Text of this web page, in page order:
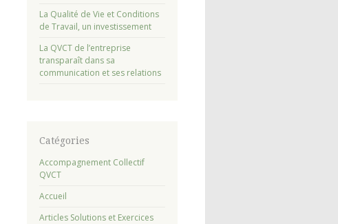
La Qualité de Vie et Conditions
de Travail, un investissement
La QVCT de l’entreprise
transparaît dans sa
communication et ses relations
Catégories
Accompagnement Collectif
QVCT
Accueil
Articles Solutions et Exercices